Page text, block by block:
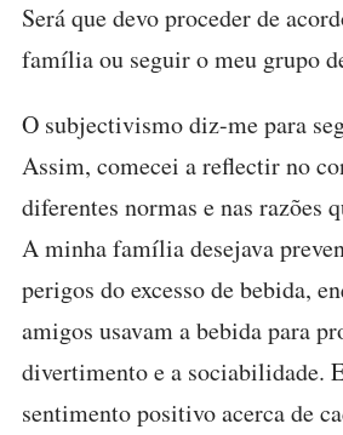
Será que devo proceder de
família ou seguir o meu grupo
O subjectivismo diz-me para
Assim, comecei a reflectir no
diferentes normas e nas razões
A minha família desejava
perigos do excesso de bebida,
amigos usavam a bebida para
divertimento e a sociabilidade.
sentimento positivo acerca de